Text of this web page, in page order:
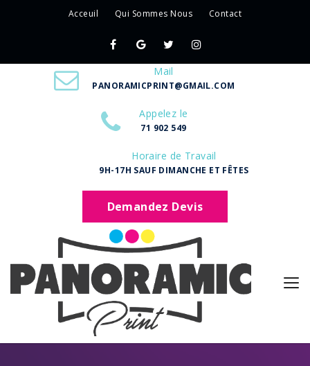
Acceuil Qui Sommes Nous Contact
Mail
PANORAMICPRINT@GMAIL.COM
Appelez le
71 902 549
Horaire de Travail
9H-17H SAUF DIMANCHE ET FÊTES
Demandez Devis